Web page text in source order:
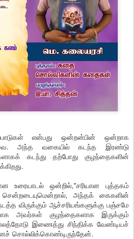
என்பது ஒன்றன்பின் ஒன்றாக
அந்த வகையில் கடந்த இரண்டு
கடந்து தற்போது குழந்தைகளின்
உரையாடல் ஒன்றில்,"சரியான புத்தகம்
அந்தக் கைகளின்
விருக்கும் ஆச்சரியங்களுக்கு பஞ்சமே
அவர்கள் குழந்தைகளாக இருக்கும்
இணைத்து சிந்திக்க வேண்டியச்
எனச் சொல்லிக்கொண்டிருந்தேன்.